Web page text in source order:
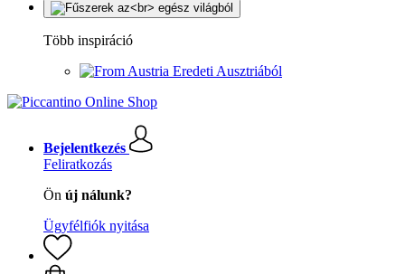
Több inspiráció
Eredeti Ausztriából
Bejelentkezés
Feliratkozás
Ön új nálunk?
Ügyfélfiók nyitása